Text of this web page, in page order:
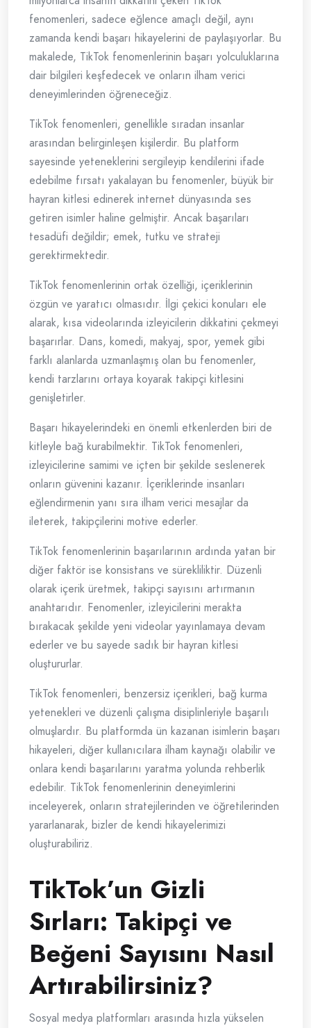
fenomenleri, sadece eğlence amaçlı değil, aynı
zamanda kendi başarı hikayelerini de paylaşıyorlar. Bu
makalede, TikTok fenomenlerinin başarı yolculuklarına
dair bilgileri keşfedecek ve onların ilham verici
deneyimlerinden öğreneceğiz.
TikTok fenomenleri, genellikle sıradan insanlar
arasından belirginleşen kişilerdir. Bu platform
sayesinde yeteneklerini sergileyip kendilerini ifade
edebilme fırsatı yakalayan bu fenomenler, büyük bir
hayran kitlesi edinerek internet dünyasında ses
getiren isimler haline gelmiştir. Ancak başarıları
tesadüfi değildir; emek, tutku ve strateji
gerektirmektedir.
TikTok fenomenlerinin ortak özelliği, içeriklerinin
özgün ve yaratıcı olmasıdır. İlgi çekici konuları ele
alarak, kısa videolarında izleyicilerin dikkatini çekmeyi
başarırlar. Dans, komedi, makyaj, spor, yemek gibi
farklı alanlarda uzmanlaşmış olan bu fenomenler,
kendi tarzlarını ortaya koyarak takipçi kitlesini
genişletirler.
Başarı hikayelerindeki en önemli etkenlerden biri de
kitleyle bağ kurabilmektir. TikTok fenomenleri,
izleyicilerine samimi ve içten bir şekilde seslenerek
onların güvenini kazanır. İçeriklerinde insanları
eğlendirmenin yanı sıra ilham verici mesajlar da
ileterek, takipçilerini motive ederler.
TikTok fenomenlerinin başarılarının ardında yatan bir
diğer faktör ise konsistans ve sürekliliktir. Düzenli
olarak içerik üretmek, takipçi sayısını artırmanın
anahtarıdır. Fenomenler, izleyicilerini merakta
bırakacak şekilde yeni videolar yayınlamaya devam
ederler ve bu sayede sadık bir hayran kitlesi
oluştururlar.
TikTok fenomenleri, benzersiz içerikleri, bağ kurma
yetenekleri ve düzenli çalışma disiplinleriyle başarılı
olmuşlardır. Bu platformda ün kazanan isimlerin başarı
hikayeleri, diğer kullanıcılara ilham kaynağı olabilir ve
onlara kendi başarılarını yaratma yolunda rehberlik
edebilir. TikTok fenomenlerinin deneyimlerini
inceleyerek, onların stratejilerinden ve öğretilerinden
yararlanarak, bizler de kendi hikayelerimizi
oluşturabiliriz.
TikTok’un Gizli
Sırları: Takipçi ve
Beğeni Sayısını Nasıl
Artırabilirsiniz?
Sosyal medya platformları arasında hızla yükselen